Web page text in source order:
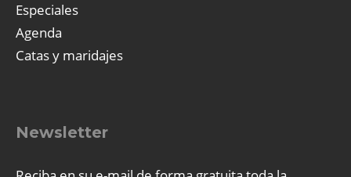
Especiales
Agenda
Catas y maridajes
Newsletter